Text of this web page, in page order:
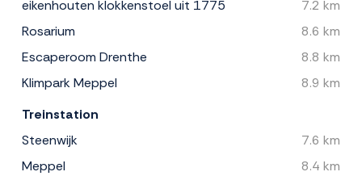
eikenhouten klokkenstoel uit 1775
7.2 km
Rosarium
8.6 km
Escaperoom Drenthe
8.8 km
Klimpark Meppel
8.9 km
Treinstation
Steenwijk
7.6 km
Meppel
8.4 km